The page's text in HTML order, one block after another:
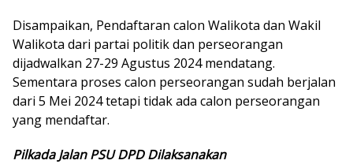
Disampaikan, Pendaftaran calon Walikota dan Wakil
Walikota dari partai politik dan perseorangan
dijadwalkan 27-29 Agustus 2024 mendatang.
Sementara proses calon perseorangan sudah berjalan
dari 5 Mei 2024 tetapi tidak ada calon perseorangan
yang mendaftar.
Pilkada Jalan PSU DPD Dilaksanakan